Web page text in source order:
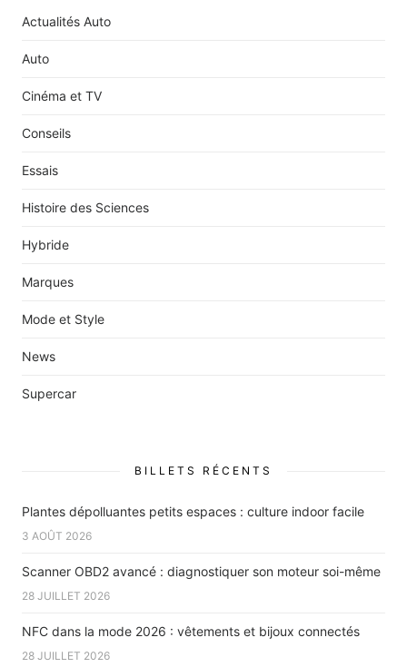
Actualités Auto
Auto
Cinéma et TV
Conseils
Essais
Histoire des Sciences
Hybride
Marques
Mode et Style
News
Supercar
BILLETS RÉCENTS
Plantes dépolluantes petits espaces : culture indoor facile
3 AOÛT 2026
Scanner OBD2 avancé : diagnostiquer son moteur soi-même
28 JUILLET 2026
NFC dans la mode 2026 : vêtements et bijoux connectés
28 JUILLET 2026